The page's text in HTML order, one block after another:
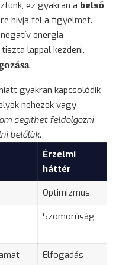
ez gyakran a belső
hívja fel a figyelmet.
energia
lappal kezdeni.
gyakran kapcsolódik
nehezek vagy
segíthet feldolgozni
belőlük.
Érzelmi
háttér
Optimizmus
Szomorúság
Elfogadás